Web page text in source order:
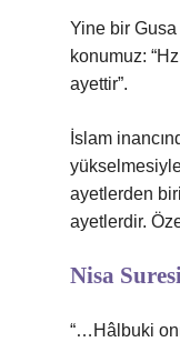
Yine bir Gusa
konumuz:
ayettir”.
İslam
ayetlerden
ayetlerdir.
Nisa
“…Hâlbuki